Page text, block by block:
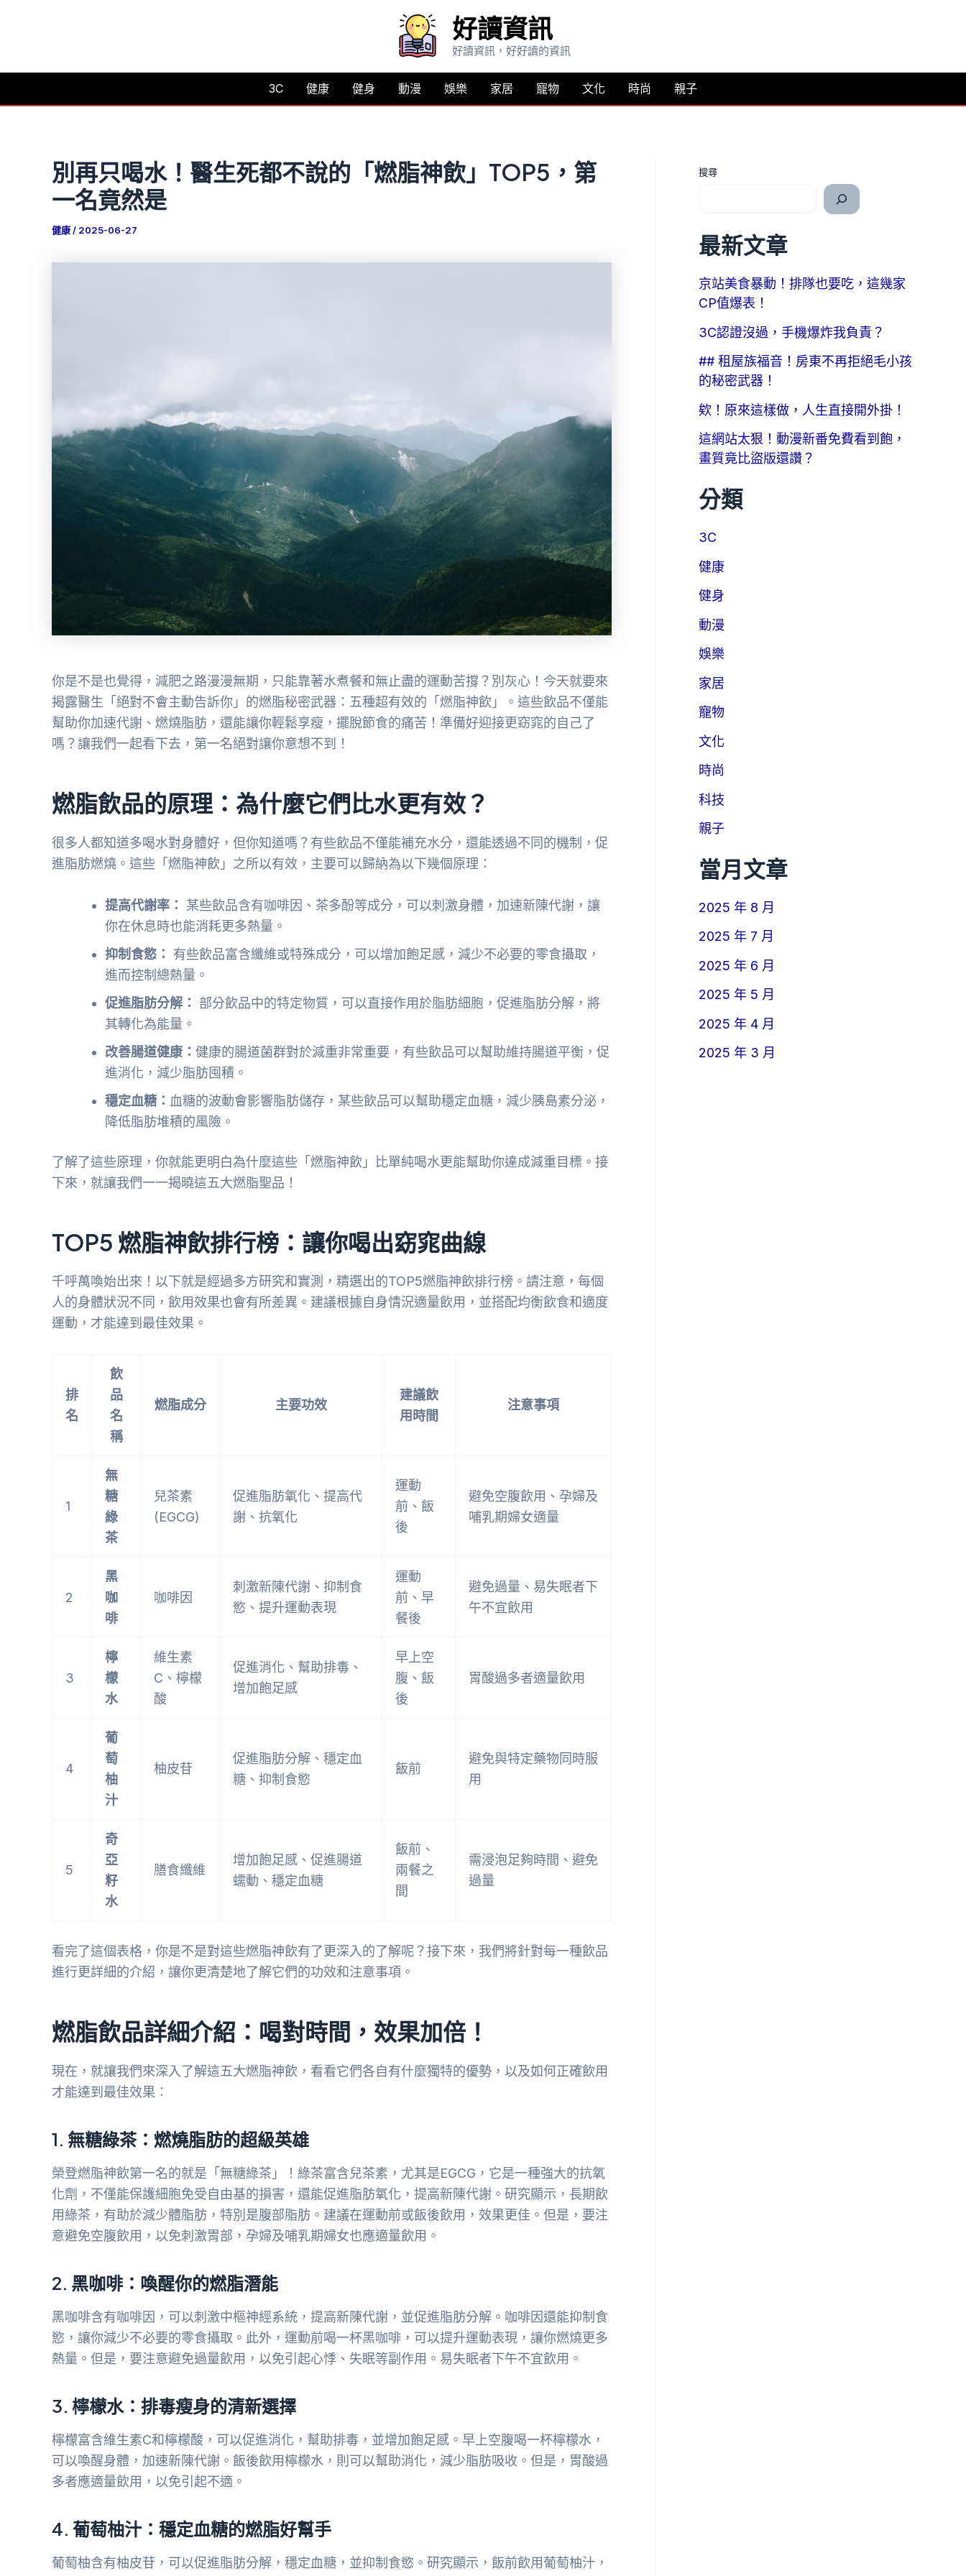
要
好讀資訊
好讀資訊，好好讀的資訊
3C 健康 健身 動漫 娛樂 家居 寵物 文化 時尚 親子
別再只喝水！醫生死都不說的「燃脂神飲」TOP5，第
一名竟然是
健康/ 2025-06-27
你是不是也覺得，減肥之路漫漫無期，只能靠著水煮餐和無止盡的運動苦撐？別灰心！今天就要來
揭露醫生「絕對不會主動告訴你」的燃脂秘密武器：五種超有效的「燃脂神飲」。這些飲品不僅能
幫助你加速代謝、燃燒脂肪，還能讓你輕鬆享瘦，擺脫節食的痛苦！準備好迎接更窈窕的自己了
嗎？讓我們一起看下去，第一名絕對讓你意想不到！
燃脂飲品的原理：為什麼它們比水更有效？
很多人都知道多喝水對身體好，但你知道嗎？有些飲品不僅能補充水分，還能透過不同的機制，促
進脂肪燃燒。這些「燃脂神飲」之所以有效，主要可以歸納為以下幾個原理：
提高代謝率：
某些飲品含有咖啡因、茶多酚等成分，可以刺激身體，加速新陳代謝，讓
你在休息時也能消耗更多熱量。
抑制食慾：
有些飲品富含纖維或特殊成分，可以增加飽足感，減少不必要的零食攝取，
進而控制總熱量。
促進脂肪分解：
部分飲品中的特定物質，可以直接作用於脂肪細胞，促進脂肪分解，將
其轉化為能量。
改善腸道健康： 健康的腸道菌群對於減重非常重要，有些飲品可以幫助維持腸道平衡，促
進消化，減少脂肪囤積。
穩定血糖： 血糖的波動會影響脂肪儲存，某些飲品可以幫助穩定血糖，減少胰島素分泌，
降低脂肪堆積的風險。
了解了這些原理，你就能更明白為什麼這些「燃脂神飲」比單純喝水更能幫助你達成減重目標。接
下來，就讓我們一一揭曉這五大燃脂聖品！
TOP5 燃脂神飲排行榜：讓你喝出窈窕曲線
千呼萬喚始出來！以下就是經過多方研究和實測，精選出的TOP5燃脂神飲排行榜。請注意，每個
人的身體狀況不同，飲用效果也會有所差異。建議根據自身情況適量飲用，並搭配均衡飲食和適度
運動，才能達到最佳效果。
排
名
飲
品
名
稱
燃脂成分 主要功效
建議飲
用時間
注意事項
1
無
糖
綠
茶
兒茶素
(EGCG)
促進脂肪氧化、提高代
謝、抗氧化
運動
前、飯
後
避免空腹飲用、孕婦及
哺乳期婦女適量
2
黑
咖
啡
咖啡因
刺激新陳代謝、抑制食
慾、提升運動表現
運動
前、早
餐後
避免過量、易失眠者下
午不宜飲用
3
檸
檬
水
維生素
C、檸檬
酸
促進消化、幫助排毒、
增加飽足感
早上空
腹、飯
後
胃酸過多者適量飲用
4
葡
萄
柚
汁
柚皮苷
促進脂肪分解、穩定血
糖、抑制食慾
飯前
避免與特定藥物同時服
用
5
奇
亞
籽
水
膳食纖維
增加飽足感、促進腸道
蠕動、穩定血糖
飯前、
兩餐之
間
需浸泡足夠時間、避免
過量
看完了這個表格，你是不是對這些燃脂神飲有了更深入的了解呢？接下來，我們將針對每一種飲品
進行更詳細的介紹，讓你更清楚地了解它們的功效和注意事項。
燃脂飲品詳細介紹：喝對時間，效果加倍！
現在，就讓我們來深入了解這五大燃脂神飲，看看它們各自有什麼獨特的優勢，以及如何正確飲用
才能達到最佳效果：
1. 無糖綠茶：燃燒脂肪的超級英雄
榮登燃脂神飲第一名的就是「無糖綠茶」！綠茶富含兒茶素，尤其是EGCG，它是一種強大的抗氧
化劑，不僅能保護細胞免受自由基的損害，還能促進脂肪氧化，提高新陳代謝。研究顯示，長期飲
用綠茶，有助於減少體脂肪，特別是腹部脂肪。建議在運動前或飯後飲用，效果更佳。但是，要注
意避免空腹飲用，以免刺激胃部，孕婦及哺乳期婦女也應適量飲用。
2. 黑咖啡：喚醒你的燃脂潛能
黑咖啡含有咖啡因，可以刺激中樞神經系統，提高新陳代謝，並促進脂肪分解。咖啡因還能抑制食
慾，讓你減少不必要的零食攝取。此外，運動前喝一杯黑咖啡，可以提升運動表現，讓你燃燒更多
熱量。但是，要注意避免過量飲用，以免引起心悸、失眠等副作用。易失眠者下午不宜飲用。
3. 檸檬水：排毒瘦身的清新選擇
檸檬富含維生素C和檸檬酸，可以促進消化，幫助排毒，並增加飽足感。早上空腹喝一杯檸檬水，
可以喚醒身體，加速新陳代謝。飯後飲用檸檬水，則可以幫助消化，減少脂肪吸收。但是，胃酸過
多者應適量飲用，以免引起不適。
4. 葡萄柚汁：穩定血糖的燃脂好幫手
葡萄柚含有柚皮苷，可以促進脂肪分解，穩定血糖，並抑制食慾。研究顯示，飯前飲用葡萄柚汁，
搜尋
最新文章
京站美食暴動！排隊也要吃，這幾家
CP值爆表！
3C認證沒過，手機爆炸我負責？
## 租屋族福音！房東不再拒絕毛小孩
的秘密武器！
欸！原來這樣做，人生直接開外掛！
這網站太狠！動漫新番免費看到飽，
畫質竟比盜版還讚？
分類
3C
健康
健身
動漫
娛樂
家居
寵物
文化
時尚
科技
親子
當月文章
2025 年 8 月
2025 年 7 月
2025 年 6 月
2025 年 5 月
2025 年 4 月
2025 年 3 月